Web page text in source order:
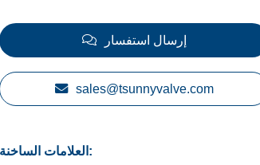
إرسال استفسار
sales@tsunnyvalve.com
العلامات الساخنة: